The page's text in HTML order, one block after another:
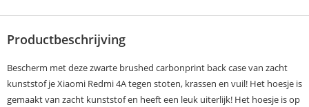
Productbeschrijving
Bescherm met deze zwarte brushed carbonprint back case van zacht
kunststof je Xiaomi Redmi 4A tegen stoten, krassen en vuil! Het hoesje is
gemaakt van zacht kunststof en heeft een leuk uiterlijk! Het hoesje is op